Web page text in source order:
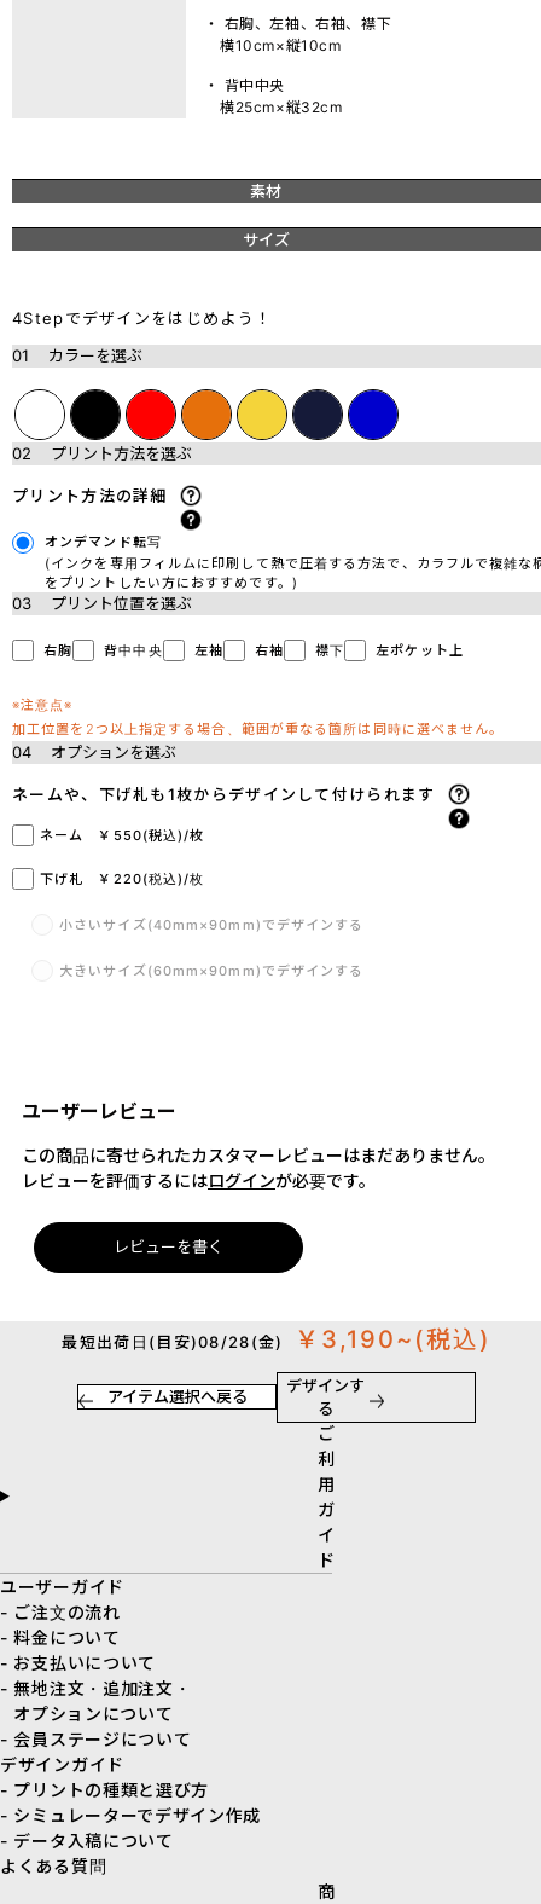
・ 右胸、左袖、右袖、襟下
横10cm×縦10cm
・ 背中中央
横25cm×縦32cm
素材
サイズ
4Stepでデザインをはじめよう！
01
カラーを選ぶ
02 プリント方法を選ぶ
プリント方法の詳細
オンデマンド転写
(インクを専用フィルムに印刷して熱で圧着する方法で、カラフルで複雑な
をプリントしたい方におすすめです。)
03 プリント位置を選ぶ
右胸 背中中央 左袖 右袖 襟下 左ポケット上
※注意点※
加工位置を2つ以上指定する場合、範囲が重なる箇所は同時に選べません。
04 オプションを選ぶ
ネームや、下げ札も1枚からデザインして付けられます
ネーム ￥550(税込)/枚
下げ札 ￥220(税込)/枚
小さいサイズ(40mm×90mm)でデザインする
大きいサイズ(60mm×90mm)でデザインする
ユーザーレビュー
この商品に寄せられたカスタマーレビューはまだありません。
レビューを評価するにはログインが必要です。
レビューを書く
最短出荷日(目安)08/28(金) ￥3,190~ (税込)
アイテム選択へ戻る
デザインす
る
ご
利
用
ガ
イ
ド
ユーザーガイド
- ご注文の流れ
- 料金について
- お支払いについて
- 無地注文・追加注文・
オプションについて
- 会員ステージについて
デザインガイド
- プリントの種類と選び方
- シミュレーターでデザイン作成
- データ入稿について
よくある質問
商